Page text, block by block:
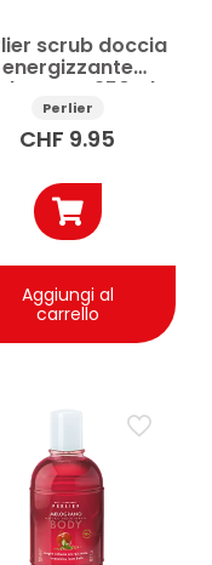
scrub doccia
energizzante
250ml
Perlier
CHF 9.95
Aggiungi al
carrello